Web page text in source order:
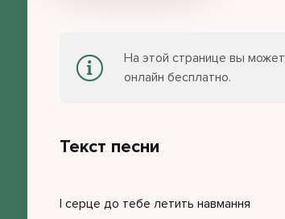
На этой странице вы
онлайн бесплатно.
Текст песни
І серце до тебе летить навмання